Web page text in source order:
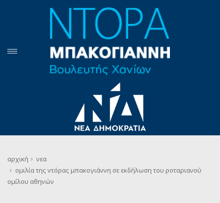
αρχική
νεα
ομιλία της ντόρας μπακογιάννη σε εκδήλωση του ροταριανού
ομίλου αθηνών